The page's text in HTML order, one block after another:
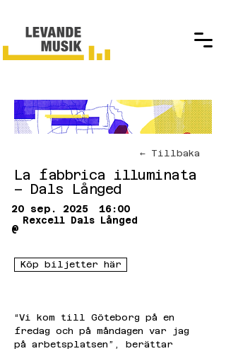
← Tillbaka
La fabbrica illuminata
– Dals Långed
Köp biljetter här
20 sep. 2025
16:00
@
Rexcell Dals Långed
“Vi kom till Göteborg på en
fredag och på måndagen var jag
på arbetsplatsen”, berättar